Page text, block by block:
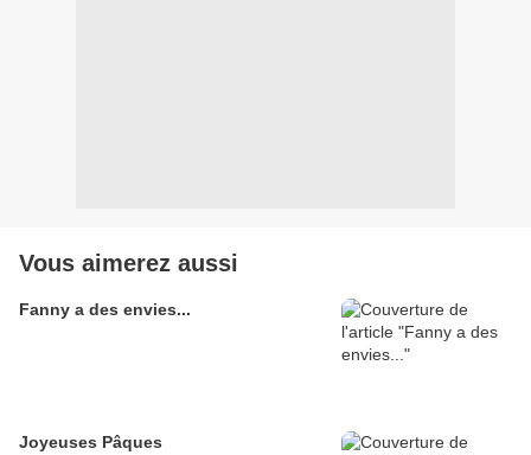
Vous aimerez aussi
Fanny a des envies...
Joyeuses Pâques